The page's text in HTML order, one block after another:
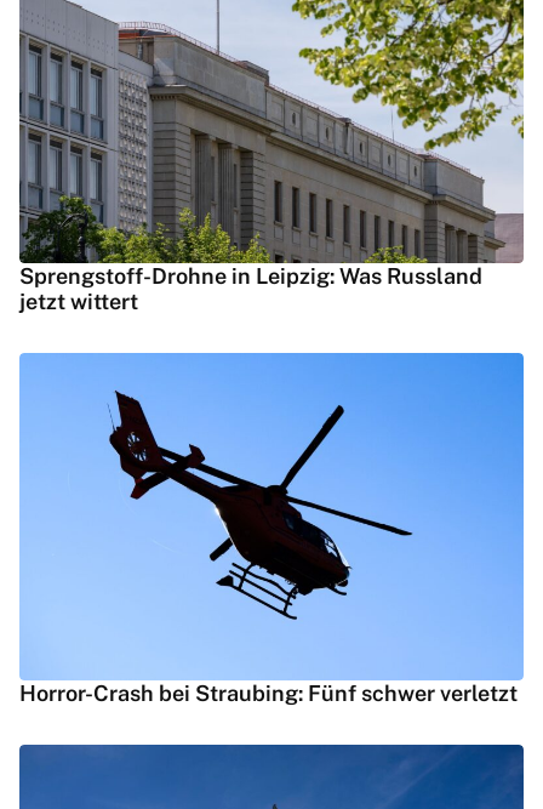
Sprengstoff-Drohne in Leipzig: Was Russland
jetzt wittert
Horror-Crash bei Straubing: Fünf schwer verletzt